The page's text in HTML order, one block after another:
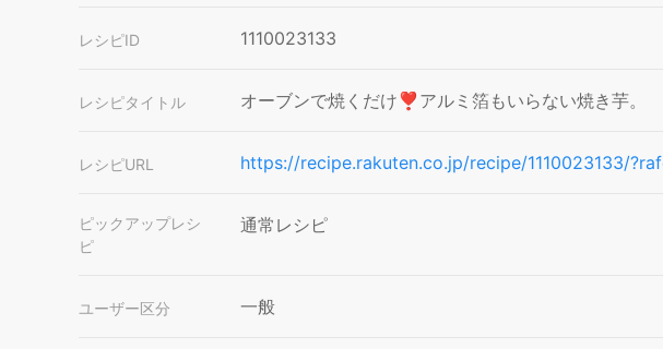
レシピID 1110023133
レシピタイトル オーブンで焼くだけ❣️アルミ箔もいらない焼き芋。
レシピURL https://recipe.rakuten.co.jp/recipe/1110023133/
ピックアップレシ
ピ
通常レシピ
ユーザー区分 一般